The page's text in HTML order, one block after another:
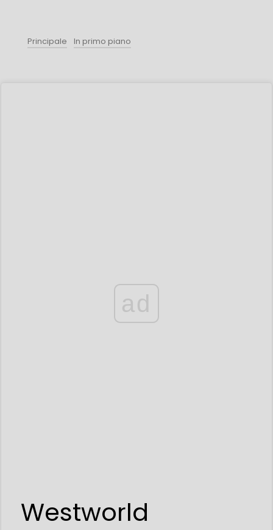
Principale In primo piano
ad
Westworld